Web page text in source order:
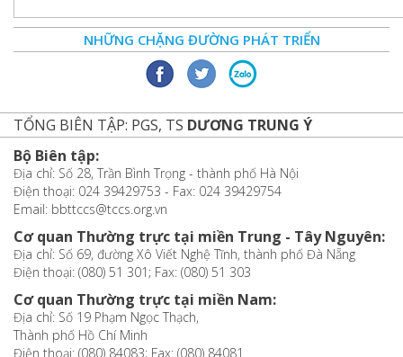
NHỮNG CHẶNG ĐƯỜNG PHÁT TRIỂN
TỔNG BIÊN TẬP: PGS, TS DƯƠNG TRUNG Ý
Bộ Biên tập:
Địa chỉ: Số 28, Trần Bình Trọng - thành phố Hà Nội
Điện thoại: 024 39429753 - Fax: 024 39429754
Email: bbttccs@tccs.org.vn
Cơ quan Thường trực tại miền Trung - Tây Nguyên:
Địa chỉ: Số 69, đường Xô Viết Nghệ Tĩnh, thành phố Đà Nẵng
Điện thoại: (080) 51 301; Fax: (080) 51 303
Cơ quan Thường trực tại miền Nam:
Địa chỉ: Số 19 Phạm Ngọc Thạch,
Thành phố Hồ Chí Minh
Điện thoại: (080) 84083; Fax: (080) 84081